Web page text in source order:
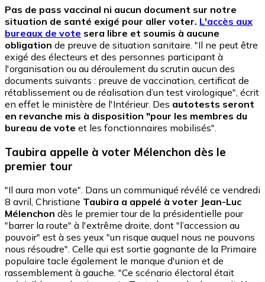
Pas de pass vaccinal ni aucun document sur notre
situation de santé exigé pour aller voter. L'accès aux
bureaux de vote sera libre et soumis à aucune
obligation de preuve de situation sanitaire. "Il ne peut être
exigé des électeurs et des personnes participant à
l'organisation ou au déroulement du scrutin aucun des
documents suivants : preuve de vaccination, certificat de
rétablissement ou de réalisation d’un test virologique", écrit
en effet le ministère de l'Intérieur. Des autotests seront
en revanche mis à disposition "pour les membres du
bureau de vote et les fonctionnaires mobilisés".
Taubira appelle à voter Mélenchon dès le
premier tour
"Il aura mon vote". Dans un communiqué révélé ce vendredi
8 avril, Christiane Taubira a appelé à voter Jean-Luc
Mélenchon dès le premier tour de la présidentielle pour
"barrer la route" à l'extrême droite, dont "l’accession au
pouvoir" est à ses yeux "un risque auquel nous ne pouvons
nous résoudre". Celle qui est sortie gagnante de la Primaire
populaire tacle également le manque d'union et de
rassemblement à gauche. "Ce scénario électoral était